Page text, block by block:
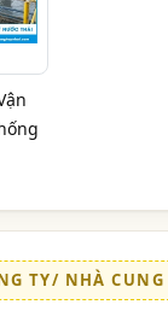
TY/ NHÀ CUNG